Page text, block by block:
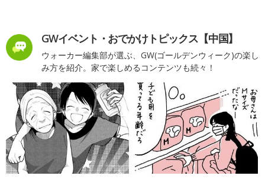
GWイベント・おでかけトピックス【中国】
ウォーカー編集部が選ぶ、GW(ゴールデンウィーク)の楽し
み方を紹介。家で楽しめるコンテンツも続々！